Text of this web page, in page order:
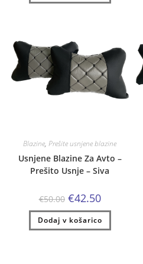
€41.00.
Blazine,Prešite usnjene blazine
Usnjene Blazine Za Avto –
Prešito Usnje – Siva
€50.00 Izvirna
cena
je
bila:
€50.00.
€42.50Trenutna
cena
je:
€42.50.
Dodaj v košarico